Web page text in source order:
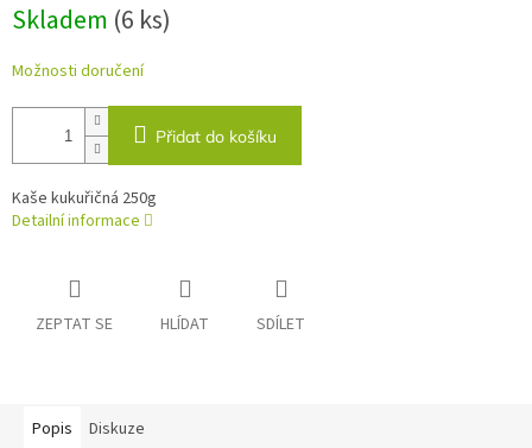
Skladem (6 ks)
Možnosti doručení
Přidat do košíku
Kaše kukuřičná 250g
Detailní informace
ZEPTAT SE HLÍDAT SDÍLET
Popis Diskuze